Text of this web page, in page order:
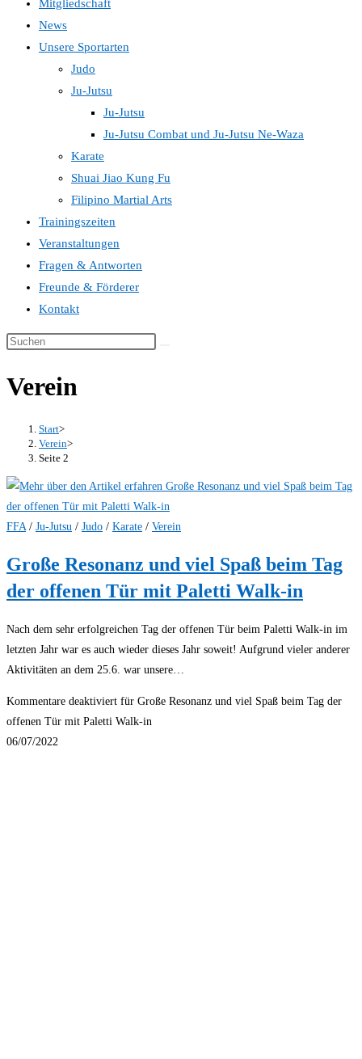
Mitgliedschaft
News
Unsere Sportarten
Judo
Ju-Jutsu
Ju-Jutsu
Ju-Jutsu Combat und Ju-Jutsu Ne-Waza
Karate
Shuai Jiao Kung Fu
Filipino Martial Arts
Trainingszeiten
Veranstaltungen
Fragen & Antworten
Freunde & Förderer
Kontakt
Verein
Start>
Verein>
Seite 2
FFA / Ju-Jutsu / Judo / Karate / Verein
Große Resonanz und viel Spaß beim Tag
der offenen Tür mit Paletti Walk-in
Nach dem sehr erfolgreichen Tag der offenen Tür beim Paletti Walk-in im
letzten Jahr war es auch wieder dieses Jahr soweit! Aufgrund vieler anderer
Aktivitäten an dem 25.6. war unsere…
Kommentare deaktiviert für Große Resonanz und viel Spaß beim Tag der
offenen Tür mit Paletti Walk-in
06/07/2022